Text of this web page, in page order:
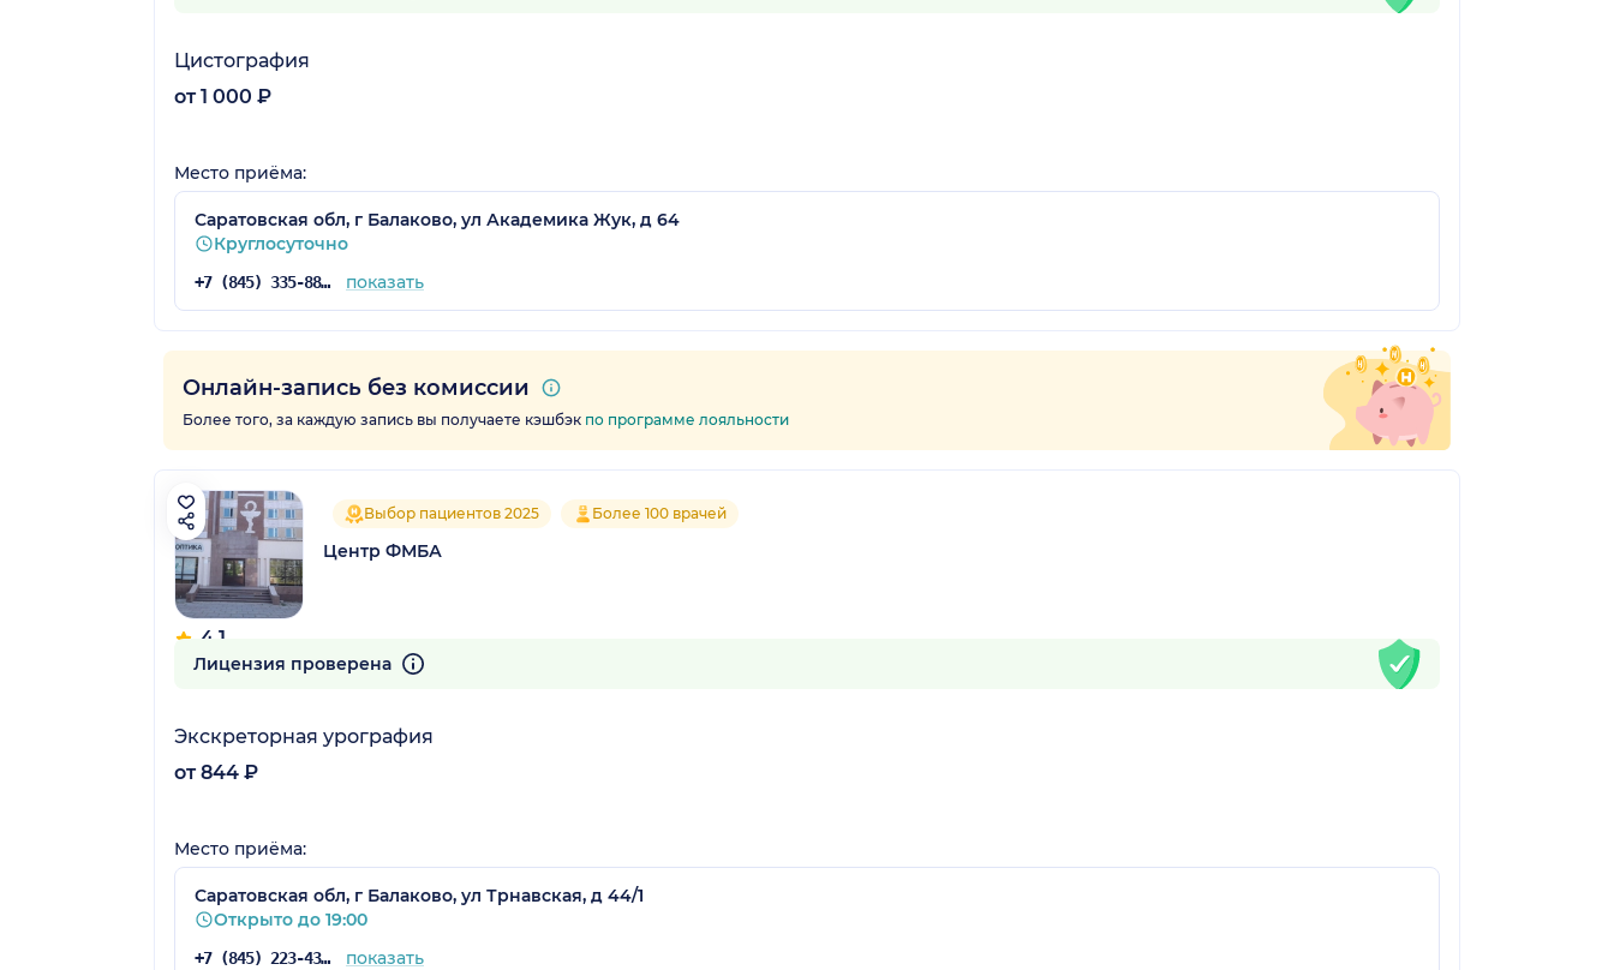
Цистография
от 1 000 ₽
Место приёма:
Саратовская обл, г Балаково, ул Академика Жук, д 64
Круглосуточно
+7 (845) 335-88-40 показать
Онлайн-запись без комиссии
Более того, за каждую запись вы получаете кэшбэк по программе лояльности
4.1
89 отзывов
Выбор пациентов 2025 Более 100 врачей
Центр ФМБА
Лицензия проверена
Экскреторная урография
от 844 ₽
Место приёма:
Саратовская обл, г Балаково, ул Трнавская, д 44/1
Открыто до 19:00
+7 (845) 223-43-46 показать